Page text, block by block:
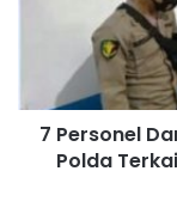
7 Personel
Polda